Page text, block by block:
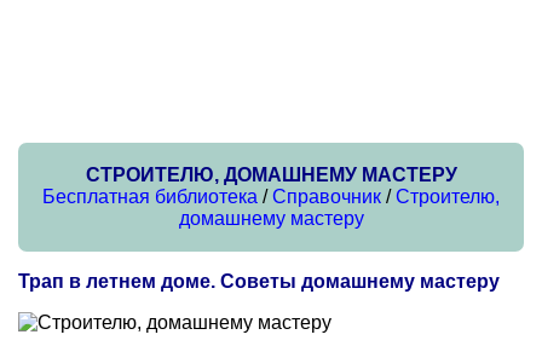
СТРОИТЕЛЮ, ДОМАШНЕМУ МАСТЕРУ
Бесплатная библиотека /Справочник /Строителю,
домашнему мастеру
Трап в летнем доме. Советы домашнему мастеру